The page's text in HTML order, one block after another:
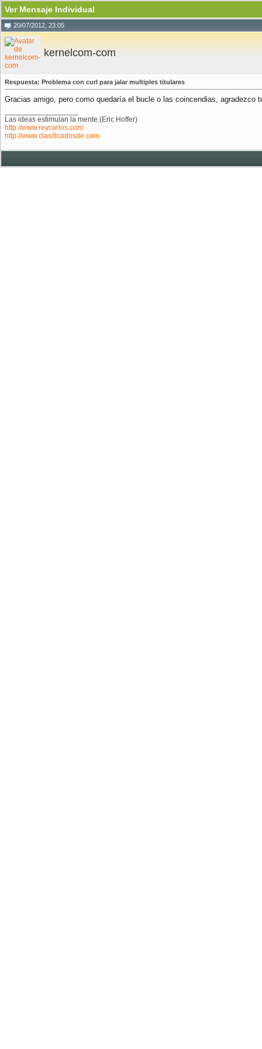
Ver Mensaje Individual
20/07/2012, 23:05
kernelcom-com
Respuesta: Problema con curl para jalar multiples titulares
Gracias amigo, pero como quedaría el bucle o las coincendias, agradezco
Las ideas estimulan la mente.(Eric Hoffer)
http://www.reycarlos.com
http://www.clasificadosde.com